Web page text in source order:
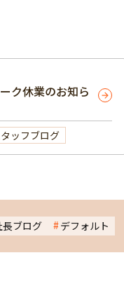
ク休業のお知ら
ッフブログ
長ブログ デフォルト